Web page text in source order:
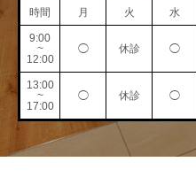
時間 月 火 水
9:00
~
12:00
◯ 休診 ◯
13:00
~
17:00
◯ 休診 ◯